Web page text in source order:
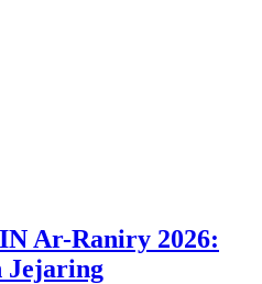
Ar-Raniry 2026:
Jejaring